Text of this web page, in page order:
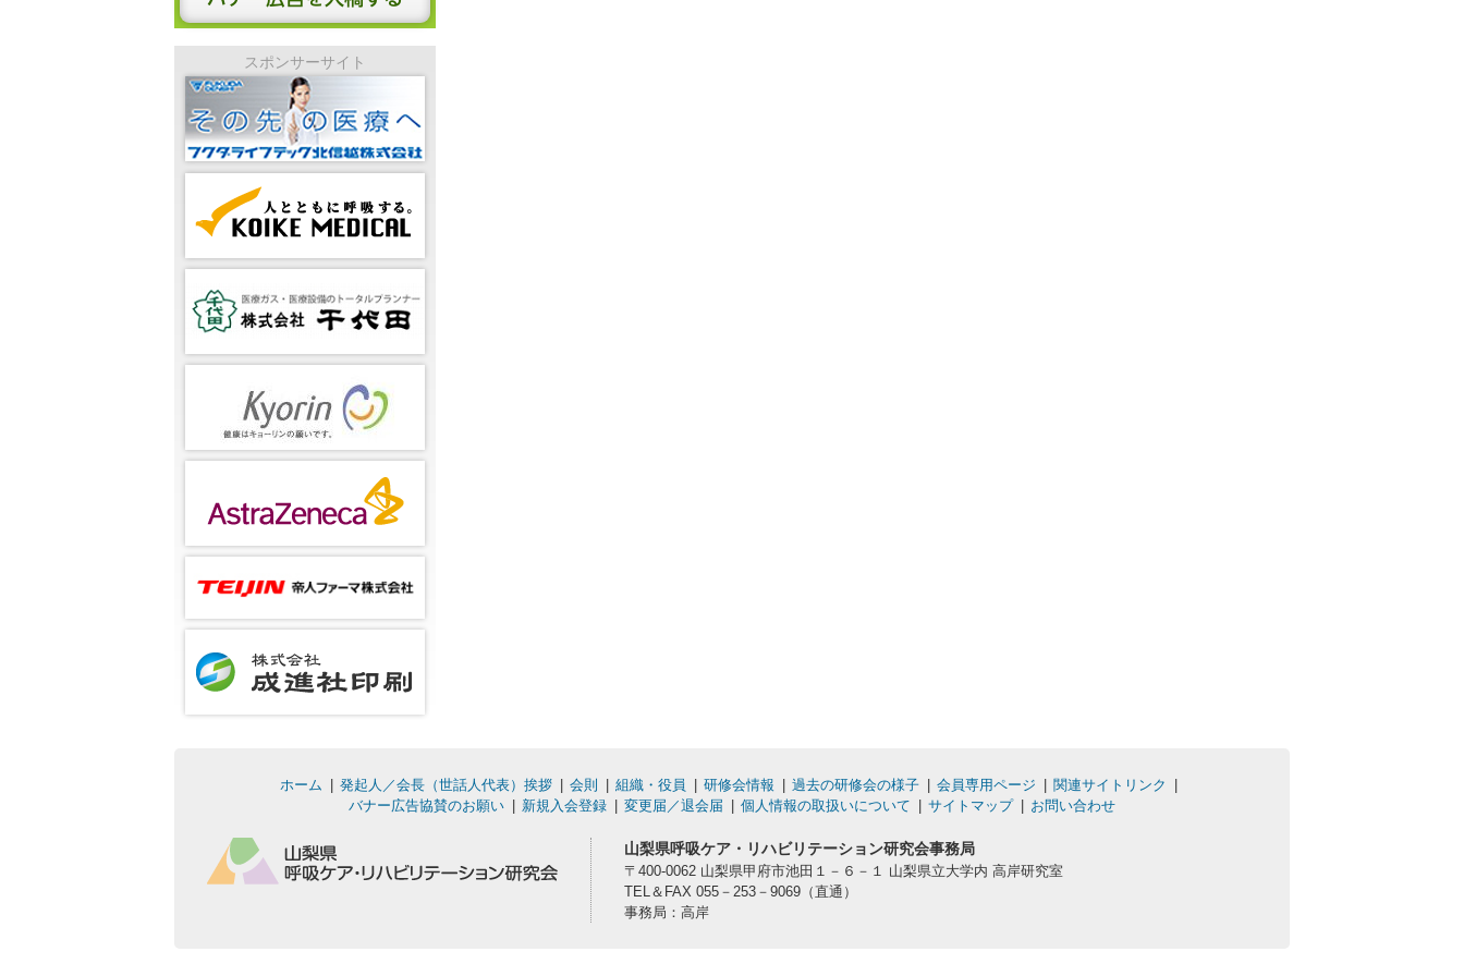
スポンサーサイト
ホーム 発起人／会長（世話人代表）挨拶 会則 組織・役員 研修会情報 過去の研修会の様子 会員専用ページ
関連サイトリンク
バナー広告協賛のお願い
新規入会登録 変更届／退会届 個人情報の取扱いについて サイトマップ お問い合わせ
山梨県呼吸ケア・リハビリテーション研究会事務局
〒400-0062 山梨県甲府市池田１－６－１ 山梨県立大学内 高岸研究室
TEL＆FAX 055－253－9069（直通）
事務局：高岸